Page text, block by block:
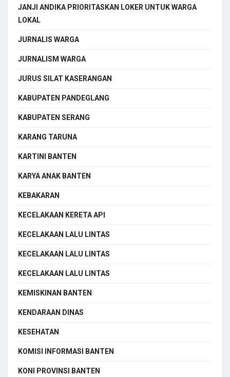
JANJI ANDIKA PRIORITASKAN LOKER UNTUK WARGA
LOKAL
JURNALIS WARGA
JURNALISM WARGA
JURUS SILAT KASERANGAN
KABUPATEN PANDEGLANG
KABUPATEN SERANG
KARANG TARUNA
KARTINI BANTEN
KARYA ANAK BANTEN
KEBAKARAN
KECELAKAAN KERETA API
KECELAKAAN LALU LINTAS
KECELAKAAN LALU LINTAS
KECELAKAAN LALU LINTAS
KEMISKINAN BANTEN
KENDARAAN DINAS
KESEHATAN
KOMISI INFORMASI BANTEN
KONI PROVINSI BANTEN